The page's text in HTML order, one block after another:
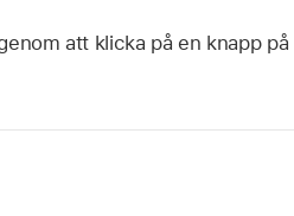
att klicka på en knapp på